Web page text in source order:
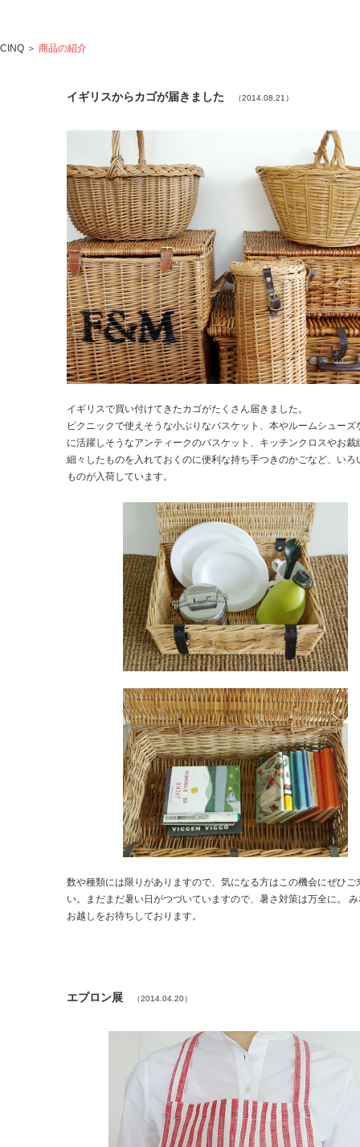
CINQ ＞ 商品の紹介
イギリスからカゴが届きました （2014.08.21）
イギリスで買い付けてきたカゴがたくさん届きました。
ピクニックで使えそうな小ぶりなバスケット、本やルームシューズ
に活躍しそうなアンティークのバスケット、キッチンクロスやお裁
細々したものを入れておくのに便利な持ち手つきのかごなど、いろ
ものが入荷しています。
数や種類には限りがありますので、気になる方はこの機会にぜひご
い。まだまだ暑い日がつづいていますので、暑さ対策は万全に。
お越しをお待ちしております。
エプロン展 （2014.04.20）